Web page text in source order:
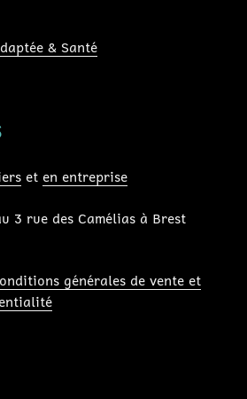
& Santé
et en entreprise
3 rue des Camélias à Brest
générales de vente et